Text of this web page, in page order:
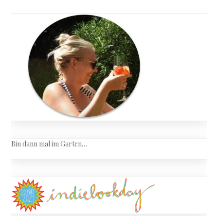
navigation
Bin dann mal im Garten…